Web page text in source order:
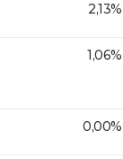
2,13%
1,06%
0,00%